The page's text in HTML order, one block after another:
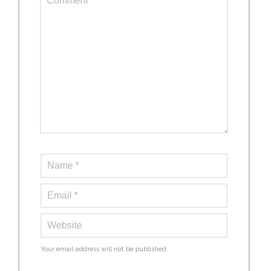
Your email address will not be published.